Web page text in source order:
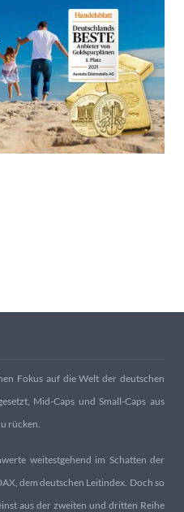
Fokus auf die Welt der deutschen
Mid-Caps und Small-Caps aus
rücken.
weitestgehend im Schatten der
dem deutschen Leitindex. Doch so
aus der zweiten und dritten Reihe